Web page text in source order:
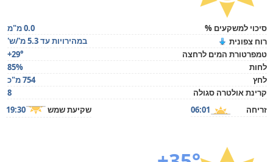
סיכוי למשקעים %
0.0 מ"מ
רוח צפונית
במהירויות עד 5.3 מ'/ש'
טמפרטורת המים לרחצה
+29°
לחות
85%
לחץ
754 מ"כ
קרינת אולטרה סגולה
8
זריחה
06:01 שקיעת שמש 19:30